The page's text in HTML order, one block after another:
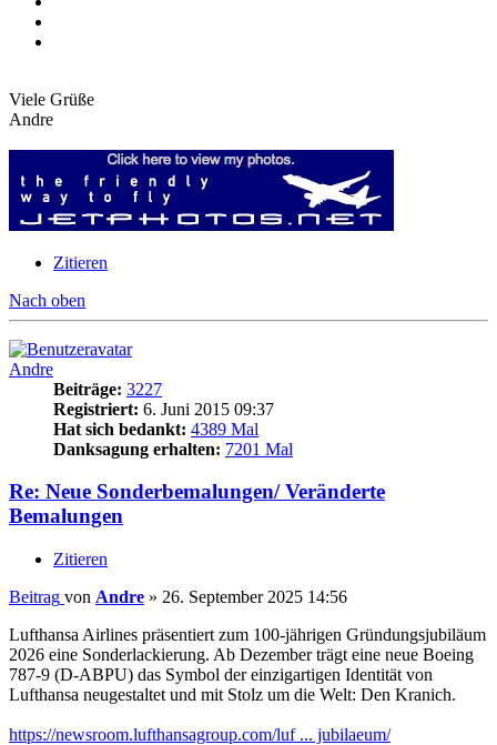
Viele Grüße
Andre
Zitieren
Nach oben
Andre
Beiträge: 3227
Registriert: 6. Juni 2015 09:37
Hat sich bedankt: 4389 Mal
Danksagung erhalten: 7201 Mal
Re: Neue Sonderbemalungen/ Veränderte
Bemalungen
Zitieren
Beitrag von Andre » 26. September 2025 14:56
Lufthansa Airlines präsentiert zum 100-jährigen Gründungsjubiläum
2026 eine Sonderlackierung. Ab Dezember trägt eine neue Boeing
787-9 (D-ABPU) das Symbol der einzigartigen Identität von
Lufthansa neugestaltet und mit Stolz um die Welt: Den Kranich.
https://newsroom.lufthansagroup.com/luf ... jubilaeum/